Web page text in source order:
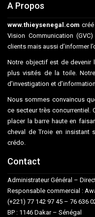
A Propos
www.thieysenegal.com
Vision Communication
clients mais aussi d’informer
Notre objectif est de devenir
plus visités de la toile.
d’investigation et
Nous sommes convaincus
ce secteur très concurrentiel.
placer la barre haute en
cheval de Troie en insistant
crédo.
Contact
Administrateur Général –
Responsable commercial :
(+221) 77 142 97 45 – 76 636
BP : 1146 Dakar – Sénégal